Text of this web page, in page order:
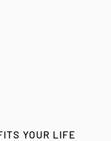
YOUR LIFE